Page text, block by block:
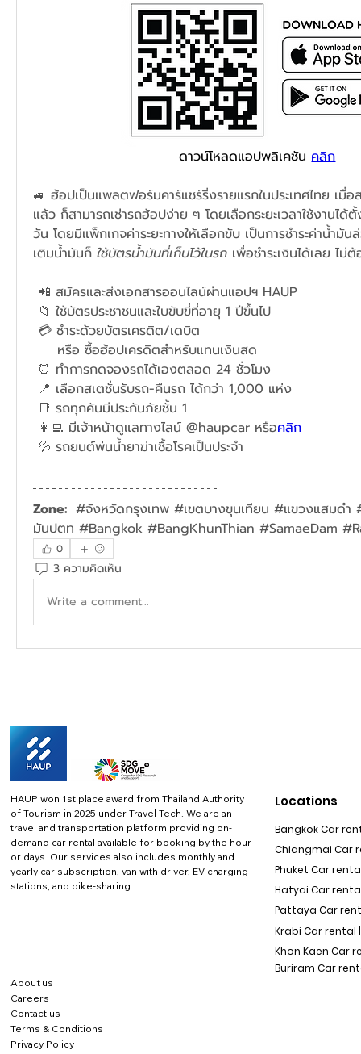
ดาวน์โหลดแอปพลิเคชัน คลิก
🚙 ฮ้อปเป็นแพลตฟอร์มคาร์แชร์ริ่งรายแรกในประเทศไทย เมื่
แล้ว ก็สามารถเช่ารถฮ้อปง่าย ๆ โดยเลือกระยะเวลาใช้งานไ
วัน โดยมีแพ็กเกจค่าระยะทางให้เลือกขับ เป็นการชำระค่าน้ำมั
เติมน้ำมันก็ ใช้บัตรน้ำมันที่เก็บไว้ในรถ เพื่อชำระเงินได้เลย ไ
📲 สมัครและส่งเอกสารออนไลน์ผ่านแอปฯ HAUP
📁 ใช้บัตรประชาชนและใบขับขี่ที่อายุ 1 ปีขึ้นไป
💳 ชำระด้วยบัตรเครดิต/เดบิต
     หรือ ซื้อฮ้อปเครดิตสำหรับแทนเงินสด
⏰ ทำการกดจองรถได้เองตลอด 24 ชั่วโมง
📍 เลือกสเตชั่นรับรถ-คืนรถ ได้กว่า 1,000 แห่ง
📑 รถทุกคันมีประกันภัยชั้น 1
👩‍💻 มีเจ้าหน้าดูแลทางไลน์ @haupcar หรือคลิก
💦 รถยนต์พ่นน้ำยาฆ่าเชื้อโรคเป็นประจำ
Zone: #จังหวัดกรุงเทพ #เขตบางขุนเทียน #แขวงแสมดำ
มันปตท #Bangkok #BangKhunThian #SamaeDam
0
3 ความคิดเห็น
Write a comment...
HAUP won 1st place award from Thailand Authority
of Tourism in 2025 under Travel Tech. We are an
travel and transportation platform providing on-
demand car rental available for booking by the hour
or days. Our services also includes monthly and
yearly car subscription, van with driver, EV charging
stations, and bike-sharing
About us
Careers
Contact us
Terms & Conditions
Privacy Policy
Locations
Bangkok Car
Chiangmai Car
Phuket Car rental
Hatyai Car
Pattaya Car
Krabi Car rental |
Khon Kaen Car
Buriram Car